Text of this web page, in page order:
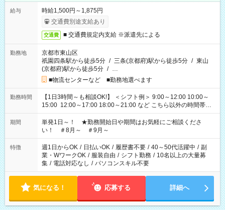
給与
時給1,500円～1,875円
交通費別途支給あり
交通費 ■ 交通費規定内支給 ※派遣先による
勤務地
京都市東山区
祇園四条駅から徒歩5分 / 三条(京都府)駅から徒歩5分 / 東山
(京都府)駅から徒歩5分 / …
■物流センターなど ■勤務地選べます
勤務時間
【1日3時間～も相談OK!】 ＜シフト例＞ 9:00～12:00 10:00～
15:00 12:00～17:00 18:00～21:00 など こちら以外の時間帯も
お気軽にご相談ください！
期間
単発1日～！ ★勤務開始日や期間はお気軽にご相談くださ
い！ ＃8月～ ＃9月～
特徴 週1日からOK / 日払いOK / 履歴書不要 / 40～50代活躍中 / 副
業・WワークOK / 服装自由 / シフト勤務 / 10名以上の大量募
集 / 電話対応なし / パソコンスキル不要
気になる！ 応募する 詳細へ